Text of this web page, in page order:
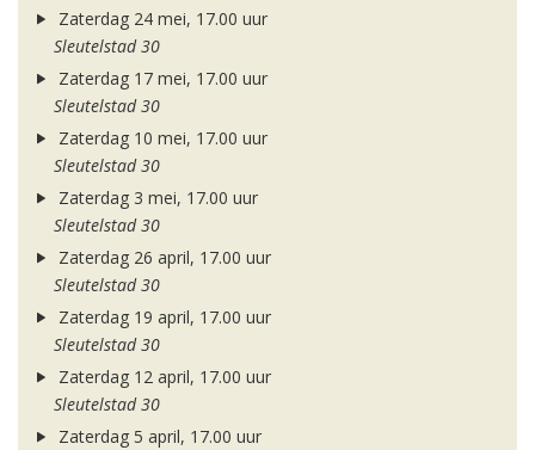
Zaterdag 24 mei, 17.00 uur
Sleutelstad 30
Zaterdag 17 mei, 17.00 uur
Sleutelstad 30
Zaterdag 10 mei, 17.00 uur
Sleutelstad 30
Zaterdag 3 mei, 17.00 uur
Sleutelstad 30
Zaterdag 26 april, 17.00 uur
Sleutelstad 30
Zaterdag 19 april, 17.00 uur
Sleutelstad 30
Zaterdag 12 april, 17.00 uur
Sleutelstad 30
Zaterdag 5 april, 17.00 uur